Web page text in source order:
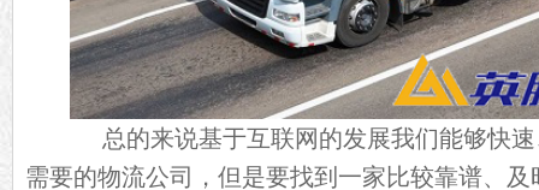
总的来说基于互联网的发展我们能够快速
需要的物流公司 ，但是要找到一家比较靠谱、